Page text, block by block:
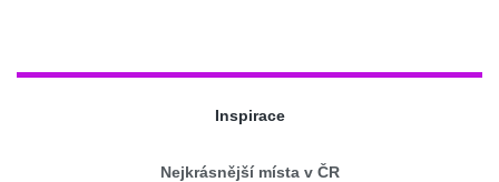
Inspirace
Nejkrásnější místa v ČR